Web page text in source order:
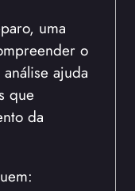
uma
o
ajuda
que
da